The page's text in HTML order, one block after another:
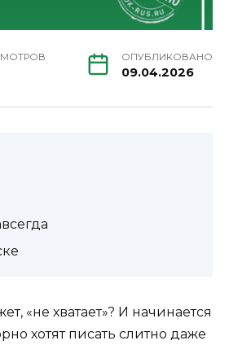
ОПУБЛИКОВАНО
09.04.2026
«не хватает»? И начинается
хотят писать слитно даже